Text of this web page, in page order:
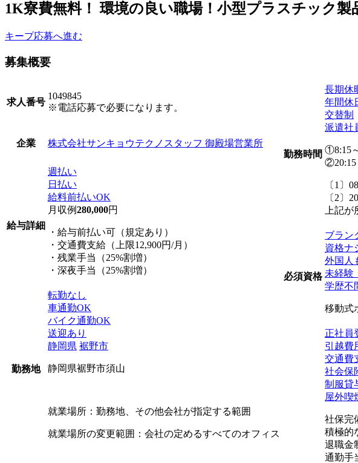
1K寮費無料！ 環境の良い職場！小型プラスチック
キープ応募へ進む
募集概要
求人番号
1049845
※電話応募で必要になります。
企業 株式会社サンキョウテクノスタッフ 御殿場営業所
給与詳細
週払い
日払い
給料前払いOK
月収例280,000円
・給与前払い可（規定あり）
・交通費支給（上限12,900円/月）
・残業手当（25%割増）
・深夜手当（25%割増）
勤務地
転勤なし
車通勤OK
バイク通勤OK
送迎あり
静岡県 裾野市
静岡県裾野市須山
就業場所：勤務地、その他会社が指定する範囲
就業場所の変更範囲：会社の定めるすべてのオフィス
勤務時間
長期休
年間休
交替制
派遣社
①8:15
〔1〕
〔2〕
上記
必須資格
ブラン
資格ナ
外国人
未経験
学歴不
移動式
正社員
引越費
交通費
社会保
制服貸
屋外喫
社保完
積極的
退職金
通勤手